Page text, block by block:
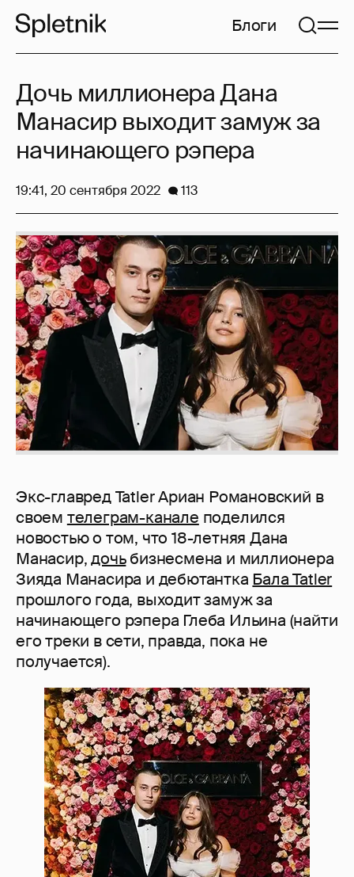
Блоги
Экс-главред Tatler Ариан Романовский в
своем телеграм-канале поделился
новостью о том, что 18-летняя Дана
Манасир,дочьбизнесмена и миллионера
Зияда Манасира и дебютантка Бала Tatler
прошлого года, выходит замуж за
начинающего рэпера Глеба Ильина (найти
его треки в сети, правда, пока не
получается).
Дочь миллионера Дана
Манасир выходит замуж за
начинающего рэпера
19:41, 20 сентября 2022 113